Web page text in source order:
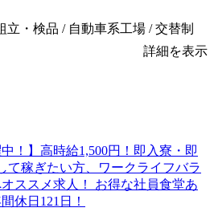
立・検品 / 自動車系工場 / 交替制
詳細を表示